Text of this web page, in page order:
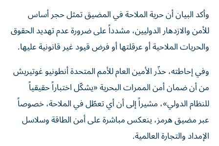
وأكد البيان أن حرية الملاحة في المضيق تمثل حجر أساس
للأمن والازدهار الدوليين، مشدداً على ضرورة عدم تهديد الحقوق
والحريات الملاحية أو عرقلتها أو فرض قيود غير قانونية عليها.
وفي إحاطته، حذّر الأمين العام للأمم المتحدة أنطونيو غوتيريش
من أن ضمان أمن الممرات البحرية «يشكّل اختباراً حقيقياً
للنظام الدولي»، مشيراً إلى أن أي تعطّل في الملاحة، خصوصاً
عبر مضيق هرمز، ينعكس مباشرة على أمن الطاقة وسلاسل
الإمداد والتجارة العالمية.